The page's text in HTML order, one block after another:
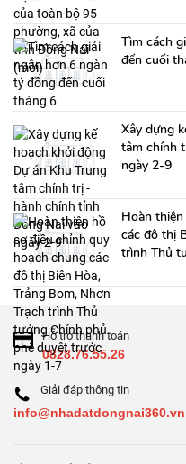
Tìm cách
đến cuối
Xây dựng
tâm chính
ngày 2-9
Hoàn
các đô thị
trình Thủ
Hỗ trợ thanh toán
0828.76.55.26
Giải đáp thông tin
info@nhadatdongnai360.vn